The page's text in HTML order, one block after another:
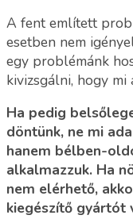
A fent említett
esetben nem
egy problémánk
kivizsgálni, hogy
Ha pedig
döntünk, ne mi
hanem bélben-
alkalmazzuk. Ha
nem elérhető,
kiegészítő gyártót